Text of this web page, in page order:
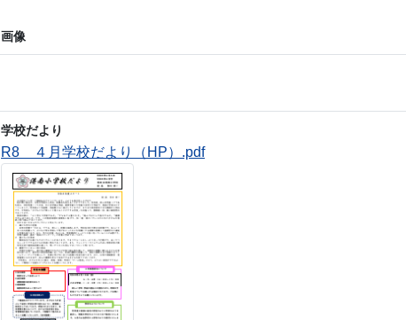
画像
学校だより
R8 ４月学校だより（HP）.pdf